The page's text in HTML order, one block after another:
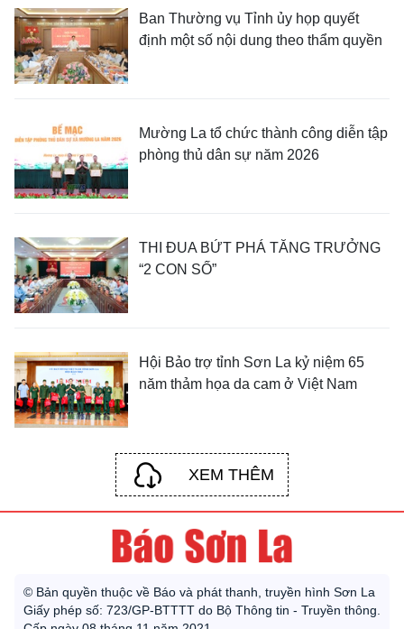
Ban Thường vụ Tỉnh ủy họp quyết
định một số nội dung theo thẩm quyền
Mường La tổ chức thành công diễn tập
phòng thủ dân sự năm 2026
THI ĐUA BỨT PHÁ TĂNG TRƯỞNG
“2 CON SỐ”
Hội Bảo trợ tỉnh Sơn La kỷ niệm 65
năm thảm họa da cam ở Việt Nam
XEM THÊM
© Bản quyền thuộc về Báo và phát thanh, truyền hình Sơn La
Giấy phép số: 723/GP-BTTTT do Bộ Thông tin - Truyền thông.